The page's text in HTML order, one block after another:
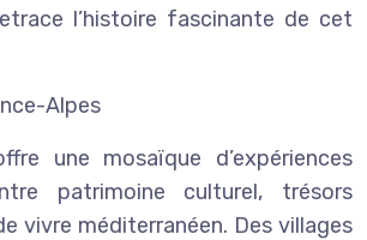
l’histoire fascinante de cet
Alpes
une mosaïque d’expériences
patrimoine culturel, trésors
vivre méditerranéen. Des villages